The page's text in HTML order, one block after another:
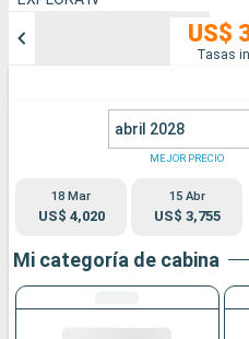
US$
Tasas
abril 2028
18 Mar
US$ 4,020
MEJOR PRECIO
15 Abr
US$ 3,755
Mi categoría de cabina